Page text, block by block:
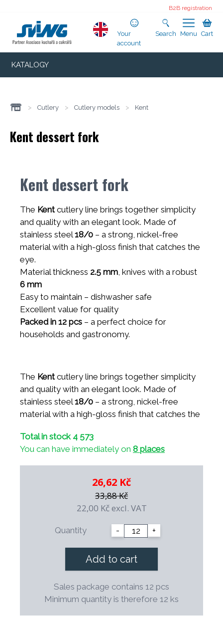
B2B registration
Your
account
Search Menu Cart
KATALOGY
> Cutlery > Cutlery models > Kent
Kent dessert fork
Kent dessert fork
The Kentcutlery line brings together simplicity
and quality with an elegant look. Made of
stainless steel18/0 – a strong, nickel-free
material with a high-gloss finish that catches the
eye.
Material thickness 2.5 mm, knives with a robust
6 mm
Easy to maintain – dishwasher safe
Excellent value for quality
Packed in 12 pcs – a perfect choice for
households and gastronomy.
The Kentcutlery line brings together simplicity
and quality with an elegant look. Made of
stainless steel18/0 – a strong, nickel-free
material with a high-gloss finish that catches the
Material thickness2.5 mm
6 mm
Easy to maintain – dishwasher safe
Excellent value for quality
– a perfect choice for
households and gastronomy.
Total in stock 4 573
You can have immediately on 8 places
26,62 Kč
33,88 Kč
22,00 Kčexcl. VAT
Quantity - +
Add to cart
Sales package contains 12 pcs
Minimum quantity is therefore 12 ks